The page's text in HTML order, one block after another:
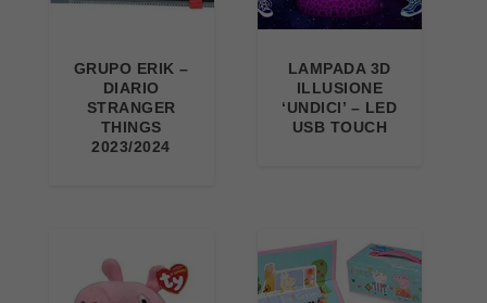
GRUPO ERIK –
DIARIO
STRANGER
THINGS
2023/2024
LAMPADA 3D
ILLUSIONE
‘UNDICI’ – LED
USB TOUCH